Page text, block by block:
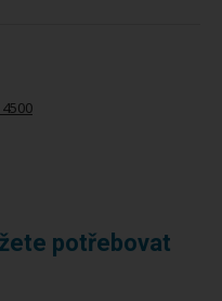
potřebovat